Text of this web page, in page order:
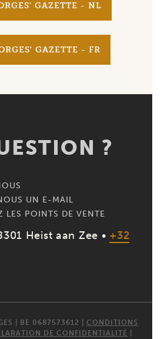
GAZETTE - NL
GAZETTE - FR
?
UN E-MAIL
LES POINTS DE VENTE
Heist aan Zee • +32
| BE 0687573612 | CONDITIONS
DE CONFIDENTIALITÉ